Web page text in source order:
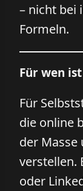
– nicht bei
Formeln.
Für wen
Für
die online
der Masse
verstellen.
oder